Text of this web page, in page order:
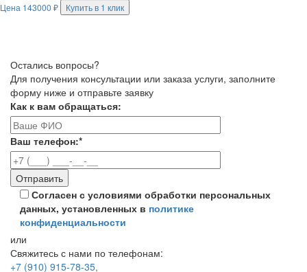
Цена 143000 ₽ Купить в 1 клик
Остались вопросы?
Для получения консультации или заказа услуги, заполните
форму ниже и отправьте заявку
Как к вам обращаться:
Ваш телефон:*
Согласен с условиями обработки персональных
данных, установленных в политике
конфиденциальности
или
Свяжитесь с нами по телефонам:
+7 (910) 915-78-35,